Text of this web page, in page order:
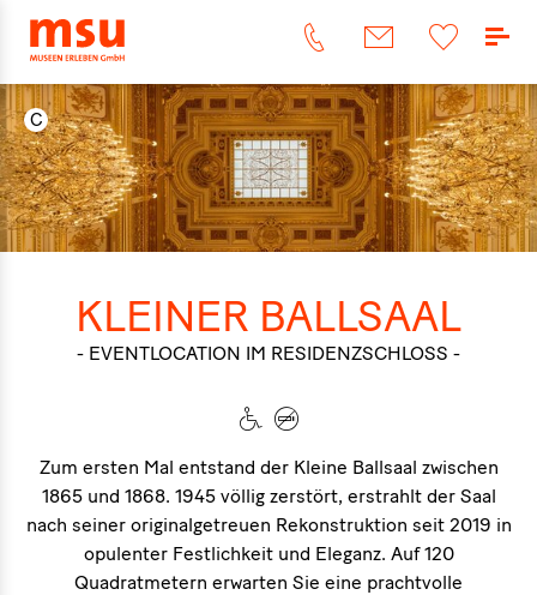
KLEINER BALLSAAL
- EVENTLOCATION IM RESIDENZSCHLOSS -
Zum ersten Mal entstand der Kleine Ballsaal zwischen
1865 und 1868. 1945 völlig zerstört, erstrahlt der Saal
nach seiner originalgetreuen Rekonstruktion seit 2019 in
opulenter Festlichkeit und Eleganz. Auf 120
Quadratmetern erwarten Sie eine prachtvolle